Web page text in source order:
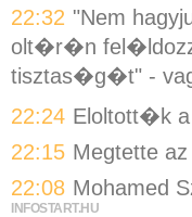
22:32 "Nem
olt�r�n
tisztas�g�t" -
22:24 Eloltott�k
22:15 Megtette
22:08 Mohamed
INFOSTART.HU